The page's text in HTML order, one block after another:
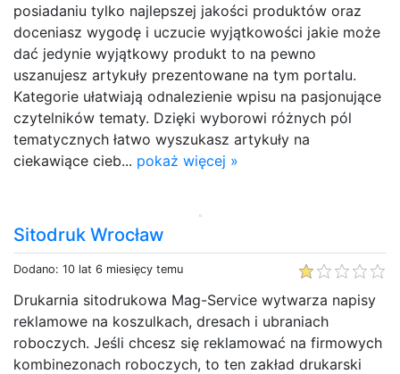
posiadaniu tylko najlepszej jakości produktów oraz
doceniasz wygodę i uczucie wyjątkowości jakie może
dać jedynie wyjątkowy produkt to na pewno
uszanujesz artykuły prezentowane na tym portalu.
Kategorie ułatwiają odnalezienie wpisu na pasjonujące
czytelników tematy. Dzięki wyborowi różnych pól
tematycznych łatwo wyszukasz artykuły na
ciekawiące cieb... pokaż więcej »
Sitodruk Wrocław
Dodano: 10 lat 6 miesięcy temu
Drukarnia sitodrukowa Mag-Service wytwarza napisy
reklamowe na koszulkach, dresach i ubraniach
roboczych. Jeśli chcesz się reklamować na firmowych
kombinezonach roboczych, to ten zakład drukarski